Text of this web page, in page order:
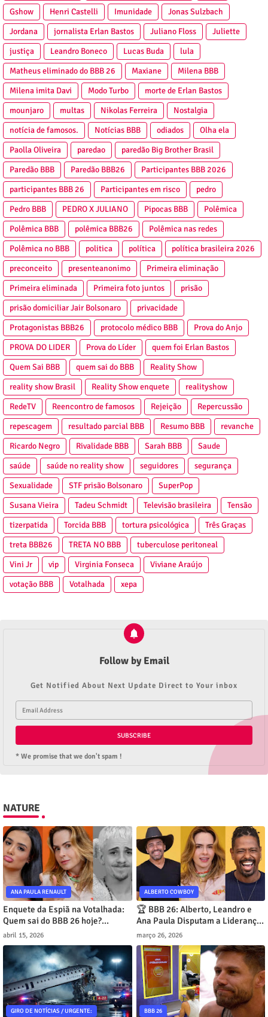
Gshow Henri Castelli Imunidade
Jonas Sulzbach
Jordana
jornalista Erlan Bastos Juliano Floss
Juliette
justiça
Leandro Boneco Lucas Buda
lula
Matheus eliminado do BBB 26
Maxiane
Milena BBB
Milena imita Davi
Modo Turbo
morte de Erlan Bastos
mounjaro
multas Nikolas Ferreira
Nostalgia
notícia de famosos.
Notícias BBB odiados
Olha ela
Paolla Oliveira
paredao
paredão Big Brother Brasil
Paredão BBB
Paredão BBB26
Participantes BBB 2026
participantes BBB 26
Participantes em risco
pedro
Pedro BBB
PEDRO X JULIANO Pipocas BBB
Polêmica
Polêmica BBB
polêmica BBB26
Polêmica nas redes
Polêmica no BBB
politica política
política brasileira 2026
preconceito
presenteanonimo
Primeira eliminação
Primeira eliminada
Primeira foto juntos
prisão
prisão domiciliar Jair Bolsonaro
privacidade
Protagonistas BBB26
protocolo médico BBB
Prova do Anjo
PROVA DO LIDER
Prova do Líder
quem foi Erlan Bastos
Quem Sai BBB
quem sai do BBB
Reality Show
reality show Brasil
Reality Show enquete
realityshow
RedeTV
Reencontro de famosos Rejeição
Repercussão
repescagem
resultado parcial BBB Resumo BBB
revanche
Ricardo Negro
Rivalidade BBB Sarah BBB
Saude
saúde
saúde no reality show seguidores
segurança
Sexualidade
STF prisão Bolsonaro
SuperPop
Susana Vieira
Tadeu Schmidt Televisão brasileira
Tensão
tizerpatida
Torcida BBB tortura psicológica
Três Graças
treta BBB26
TRETA NO BBB
tuberculose peritoneal
Vini Jr
vip Virginia Fonseca
Viviane Araújo
votação BBB
Votalhada xepa
Follow by Email
Get Notified About Next Update Direct to Your inbox
* We promise that we don't spam !
NATURE
ANA PAULA RENAULT
Enquete da Espiã na Votalhada:
Quem sai do BBB 26 hoje?
Jordana lidera com 60%
abril 15, 2026
ALBERTO COWBOY
🏆 BBB 26: Alberto, Leandro e
Ana Paula Disputam a Liderança
no Modo Turbo!
março 26, 2026
GIRO DE NOTÍCIAS / URGENTE: BBB 26